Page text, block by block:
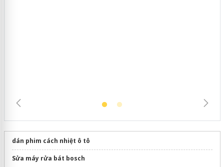
dán phim cách nhiệt ô tô
Sửa máy rửa bát bosch